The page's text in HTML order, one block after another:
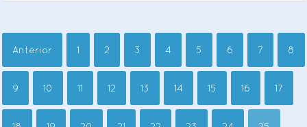
Anterior 1 2 3 4 5 6 7 8
9 10 11 12 13 14 15 16 17